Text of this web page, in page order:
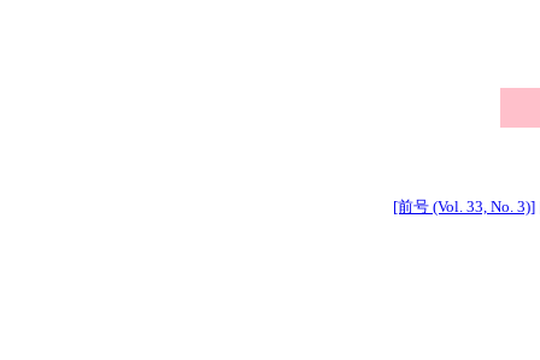
[前号 (Vol. 33, No. 3)]